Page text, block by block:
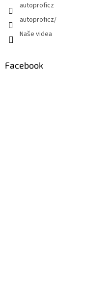
autoproficz
autoproficz/
Naše videa
Facebook